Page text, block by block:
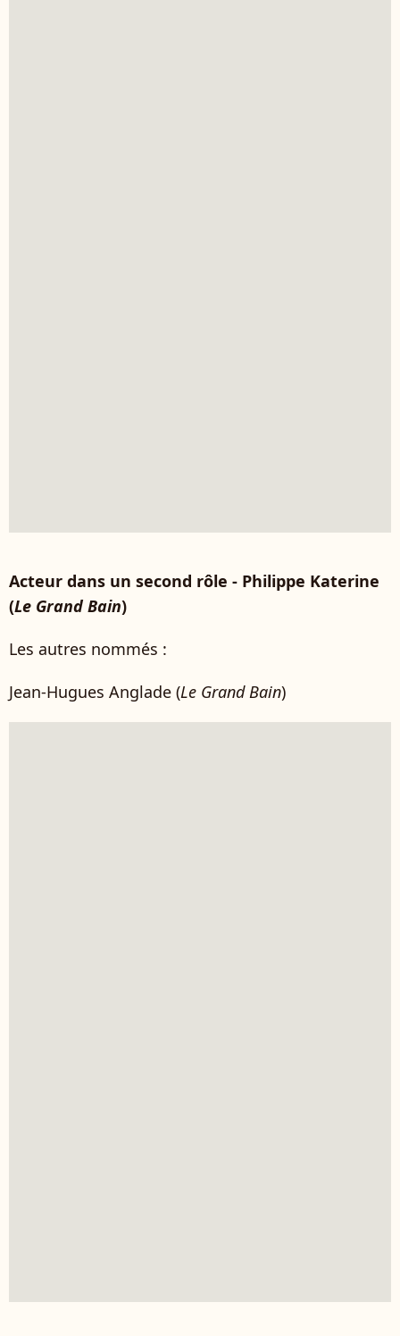
Acteur dans un second rôle - Philippe Katerine
(Le Grand Bain)
Les autres nommés :
Jean-Hugues Anglade (Le Grand Bain)